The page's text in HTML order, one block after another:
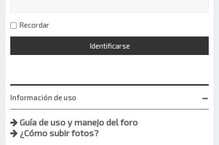
Recordar
Información de uso
Guía de uso y manejo del foro
¿Cómo subir fotos?